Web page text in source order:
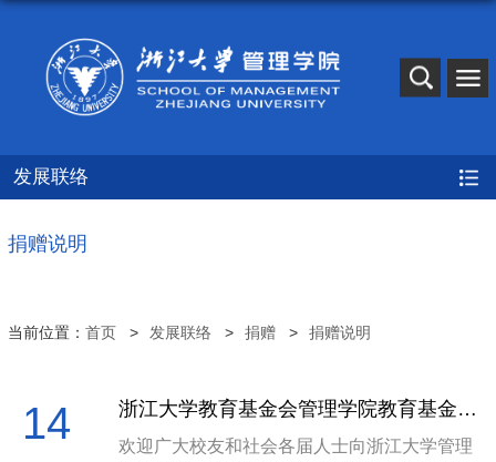
发展联络
捐赠说明
当前位置： 首页 发展联络 捐赠 捐赠说明
14 浙江大学教育基金会管理学院教育基金各类专项基金设立说明
欢迎广大校友和社会各届人士向浙江大学管理